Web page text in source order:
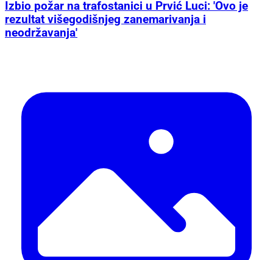
Izbio požar na trafostanici u Prvić Luci: 'Ovo je
rezultat višegodišnjeg zanemarivanja i
neodržavanja'